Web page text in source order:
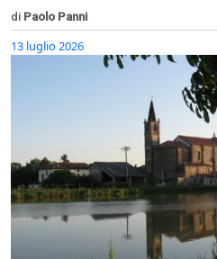
di Paolo Panni
13 luglio 2026